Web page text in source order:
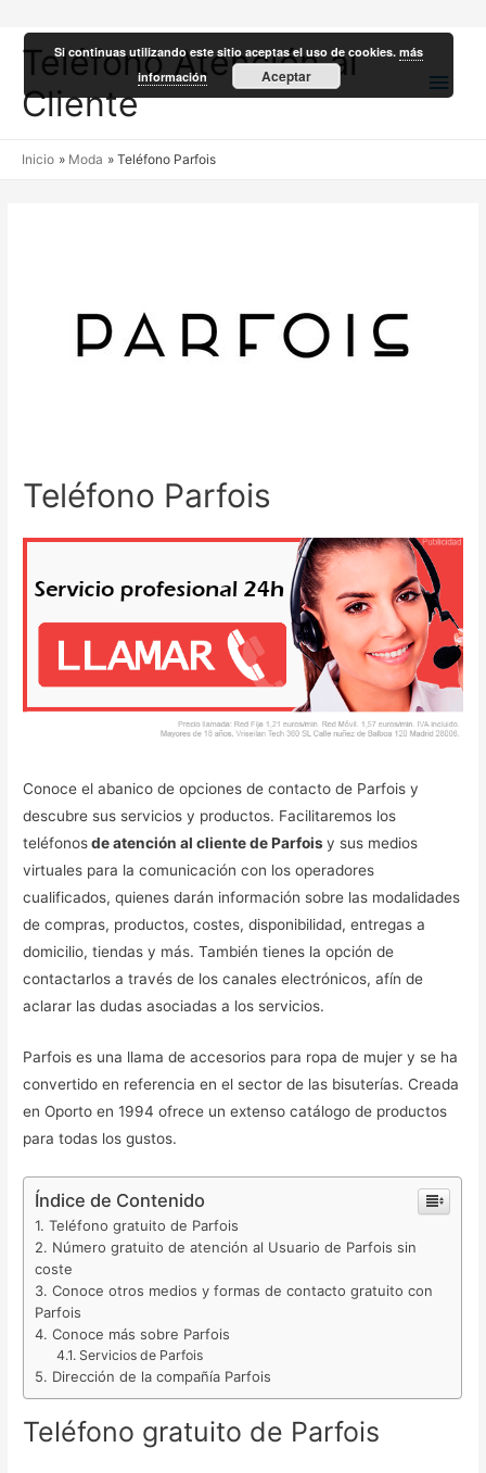
Teléfono Atención al
Cliente
Inicio Moda Teléfono Parfois
Teléfono Parfois
Conoce el abanico de opciones de contacto de Parfois y
descubre sus servicios y productos. Facilitaremos los
teléfonosde atención al cliente de Parfoisy sus medios
virtuales para la comunicación con los operadores
cualificados, quienes darán información sobre las modalidades
de compras, productos, costes, disponibilidad, entregas a
domicilio, tiendas y más. También tienes la opción de
contactarlos a través de los canales electrónicos, afín de
aclarar las dudas asociadas a los servicios.
Parfois es una llama de accesorios para ropa de mujer y se ha
convertido en referencia en el sector de las bisuterías. Creada
en Oporto en 1994 ofrece un extenso catálogo de productos
para todas los gustos.
Índice de Contenido
Teléfono gratuito de Parfois
Número gratuito de atención al Usuario de Parfois sin
coste
Conoce otros medios y formas de contacto gratuito con
Parfois
Conoce más sobre Parfois
Servicios de Parfois
Dirección de la compañía Parfois
Teléfono gratuito de Parfois
Si continuas utilizando este sitio aceptas el uso de cookies.más
información
Aceptar